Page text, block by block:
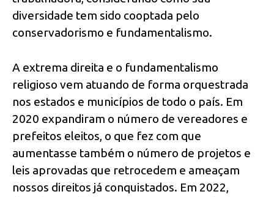
diversidade tem sido cooptada pelo
conservadorismo e fundamentalismo.
A extrema direita e o fundamentalismo
religioso vem atuando de forma orquestrada
nos estados e municípios de todo o país. Em
2020 expandiram o número de vereadores e
prefeitos eleitos, o que fez com que
aumentasse também o número de projetos e
leis aprovadas que retrocedem e ameaçam
nossos direitos já conquistados. Em 2022,